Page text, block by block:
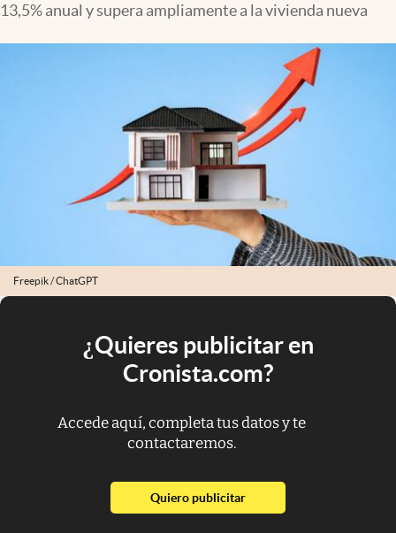
13,5% anual y supera ampliamente a la vivienda nueva
Freepik / ChatGPT
¿Quieres publicitar en
Cronista.com?
Accede aquí, completa tus datos y te
contactaremos.
Quiero publicitarabre en nueva pestaña